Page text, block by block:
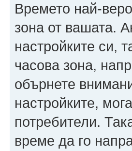
Времето най-
зона от вашата.
настройките си,
часова зона,
обърнете
настройките,
потребители.
време да го